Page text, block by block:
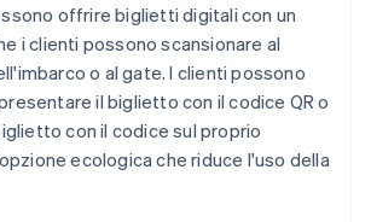
offrire biglietti digitali con un
i clienti possono scansionare al
o al gate. I clienti possono
il biglietto con il codice QR o
con il codice sul proprio
ecologica che riduce l'uso della